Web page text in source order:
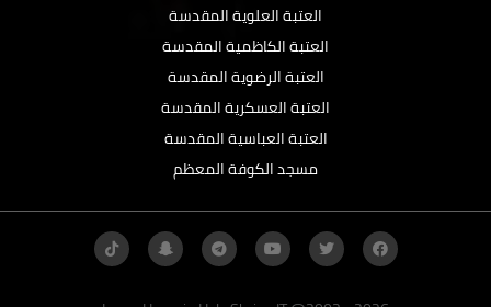
العتبة العلوية المقدسة
العتبة الكاظمية المقدسة
العتبة الرضوية المقدسة
العتبة العسكرية المقدسة
العتبة العباسية المقدسة
مسجد الكوفة المعظم